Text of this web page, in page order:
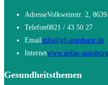
AdresseVolkweinstr. 2,
Telefon0821 / 43 50 27
Emailinfo@gf-augsburg.de
in
Internet
Gesundheitsthemen